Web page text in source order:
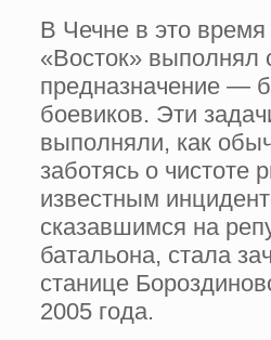
В Чечне в это время
«Восток» выполнял
предназначение —
боевиков. Эти
выполняли, как
заботясь о чистоте
известным
сказавшимся на
батальона, стала
станице
2005 года.